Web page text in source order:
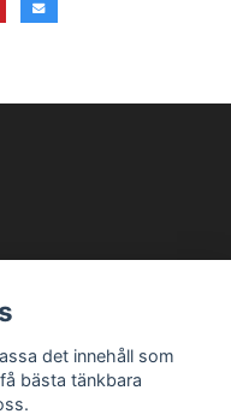
Prenumerera
det innehåll som
bästa tänkbara